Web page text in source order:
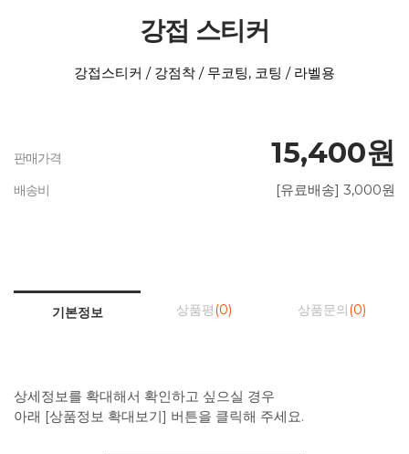
강접 스티커
강접스티커 / 강점착 / 무코팅, 코팅 / 라벨용
판매가격 15,400원
배송비 [유료배송] 3,000원
기본정보 상품평 (0) 상품문의 (0)
상세정보를 확대해서 확인하고 싶으실 경우
아래 [상품정보 확대보기] 버튼을 클릭해 주세요.